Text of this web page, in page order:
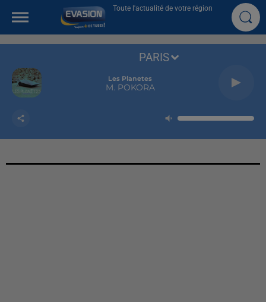
Toute l'actualité de votre région
Les Planetes
M. POKORA
PARIS